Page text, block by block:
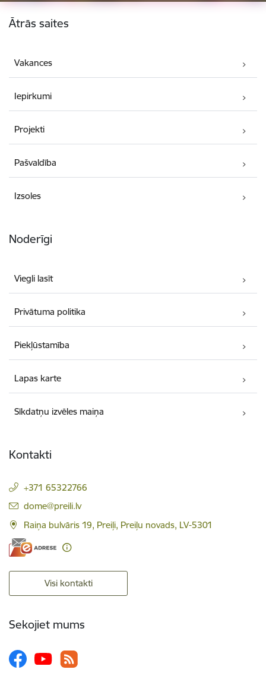
Kājene
Ātrās saites
Vakances
Iepirkumi
Projekti
Pašvaldība
Izsoles
Noderīgi
Viegli lasīt
Privātuma politika
Piekļūstamība
Lapas karte
Sīkdatņu izvēles maiņa
Kontakti
+371 65322766
E-pasts:
dome@preili.lv
Raiņa bulvāris 19, Preiļi, Preiļu novads, LV-5301
Visi kontakti
Sekojiet mums